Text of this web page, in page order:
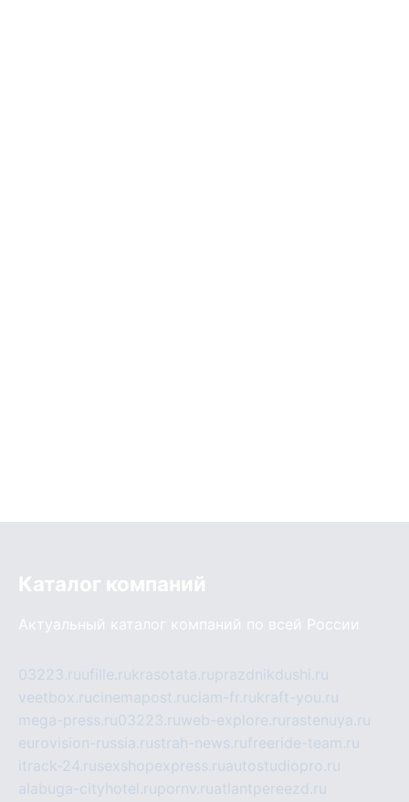
Каталог компаний
Актуальный каталог компаний по всей России
03223.ruufille.rukrasotata.ruprazdnikdushi.ru
veetbox.rucinemapost.ruciam-fr.rukraft-you.ru
mega-press.ru03223.ruweb-explore.ru rastenuya.ru
eurovision-russia.rustrah-news.rufreeride-team.ru
itrack-24.rusexshopexpress.ruautostudiopro.ru
alabuga-cityhotel.rupornv.ruatlantpereezd.ru